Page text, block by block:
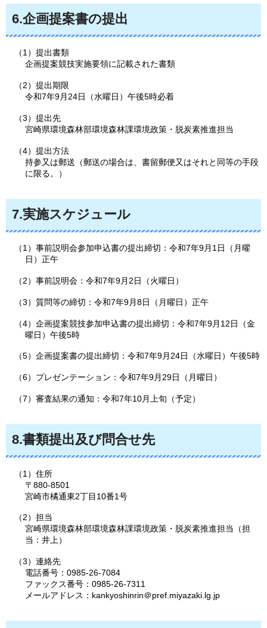
6.企画提案書の提出
（1）提出書類
企画提案競技実施要領に記載された書類
（2）提出期限
令和7年9月24日（水曜日）午後5時必着
（3）提出先
宮崎県環境森林部環境森林課環境政策・脱炭素推進担当
（4）提出方法
持参又は郵送（郵送の場合は、書留郵便又はそれと同等の手段
に限る。）
7.実施スケジュール
（1）事前説明会参加申込書の提出締切：令和7年9月1日（月曜
日）正午
（2）事前説明会：令和7年9月2日（火曜日）
（3）質問等の締切：令和7年9月8日（月曜日）正午
（4）企画提案競技参加申込書の提出締切：令和7年9月12日（金
曜日）午後5時
（5）企画提案書の提出締切：令和7年9月24日（水曜日）午後5時
（6）プレゼンテーション：令和7年9月29日（月曜日）
（7）審査結果の通知：令和7年10月上旬（予定）
8.書類提出及び問合せ先
（1）住所
〒880-8501
宮崎市橘通東2丁目10番1号
（2）担当
宮崎県環境森林部環境森林課環境政策・脱炭素推進担当（担
当：井上）
（3）連絡先
電話番号：0985-26-7084
ファックス番号：0985-26-7311
メールアドレス：kankyoshinrin＠pref.miyazaki.lg.jp